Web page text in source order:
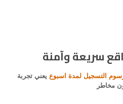
سريعة وآمنة
التسجيل لمدة اسبوع يعني تجربة
مخاطر